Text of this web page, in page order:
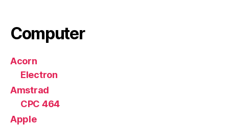
Computer
Acorn
Electron
Amstrad
CPC 464
Apple